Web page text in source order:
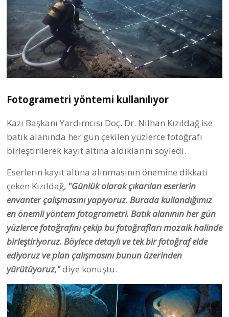
Fotogrametri yöntemi kullanılıyor
Kazı Başkanı Yardımcısı Doç. Dr. Nilhan Kızıldağ ise
batık alanında her gün çekilen yüzlerce fotoğrafı
birleştirilerek kayıt altına aldıklarını söyledi.
Eserlerin kayıt altına alınmasının önemine dikkati
çeken Kızıldağ, "Günlük olarak çıkarılan eserlerin
envanter çalışmasını yapıyoruz. Burada kullandığımız
en önemli yöntem fotogrametri. Batık alanının her gün
yüzlerce fotoğrafını çekip bu fotoğrafları mozaik halinde
birleştiriyoruz. Böylece detaylı ve tek bir fotoğraf elde
ediyoruz ve plan çalışmasını bunun üzerinden
yürütüyoruz,"diye konuştu.